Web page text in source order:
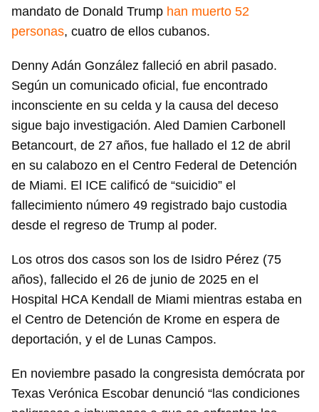
mandato de Donald Trump han muerto 52
personas, cuatro de ellos cubanos.
Denny Adán González falleció en abril pasado.
Según un comunicado oficial, fue encontrado
inconsciente en su celda y la causa del deceso
sigue bajo investigación. Aled Damien Carbonell
Betancourt, de 27 años, fue hallado el 12 de abril
en su calabozo en el Centro Federal de Detención
de Miami. El ICE calificó de “suicidio” el
fallecimiento número 49 registrado bajo custodia
desde el regreso de Trump al poder.
Los otros dos casos son los de Isidro Pérez (75
años), fallecido el 26 de junio de 2025 en el
Hospital HCA Kendall de Miami mientras estaba en
el Centro de Detención de Krome en espera de
deportación, y el de Lunas Campos.
En noviembre pasado la congresista demócrata por
Texas Verónica Escobar denunció “las condiciones